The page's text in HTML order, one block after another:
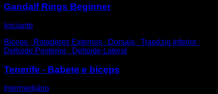
Gandalf Rings Beginner
Iniciante
Bíceps ∙ Rotadores Externos ∙ Dorsais ∙ Trapézio Inferior ∙
Deltoide Posterior ∙ Deltoide Lateral
Tenerife - Babete e bíceps
Intermediário